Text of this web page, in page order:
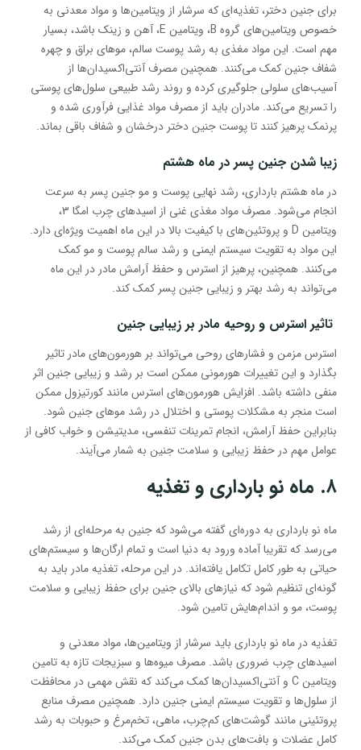
برای جنین دختر، تغذیه‌ای که سرشار از ویتامین‌ها و مواد معدنی به
خصوص ویتامین‌های گروه B، ویتامین E، آهن و زینک باشد، بسیار
مهم است. این مواد مغذی به رشد پوست سالم، موهای براق و چهره
شفاف جنین کمک می‌کنند. همچنین مصرف آنتی‌اکسیدان‌ها از
آسیب‌های سلولی جلوگیری کرده و روند رشد طبیعی سلول‌های پوستی
را تسریع می‌کند. مادران باید از مصرف مواد غذایی فرآوری شده و
پرنمک پرهیز کنند تا پوست جنین دختر درخشان و شفاف باقی بماند.
زیبا شدن جنین پسر در ماه هشتم
در ماه هشتم بارداری، رشد نهایی پوست و مو جنین پسر به سرعت
انجام می‌شود. مصرف مواد مغذی غنی از اسیدهای چرب امگا 3،
ویتامین D و پروتئین‌های با کیفیت بالا در این ماه اهمیت ویژه‌ای دارد.
این مواد به تقویت سیستم ایمنی و رشد سالم پوست و مو کمک
می‌کنند. همچنین، پرهیز از استرس و حفظ آرامش مادر در این ماه
می‌تواند به رشد بهتر و زیبایی جنین پسر کمک کند.
تاثیر استرس و روحیه مادر بر زیبایی جنین
استرس مزمن و فشارهای روحی می‌تواند بر هورمون‌های مادر تاثیر
بگذارد و این تغییرات هورمونی ممکن است بر رشد و زیبایی جنین اثر
منفی داشته باشد. افزایش هورمون‌های استرس مانند کورتیزول ممکن
است منجر به مشکلات پوستی و اختلال در رشد موهای جنین شود.
بنابراین حفظ آرامش، انجام تمرینات تنفسی، مدیتیشن و خواب کافی از
عوامل مهم در حفظ زیبایی و سلامت جنین به شمار می‌آیند.
۸. ماه نو بارداری و تغذیه
ماه نو بارداری به دوره‌ای گفته می‌شود که جنین به مرحله‌ای از رشد
می‌رسد که تقریبا آماده ورود به دنیا است و تمام ارگان‌ها و سیستم‌های
حیاتی به طور کامل تکامل یافته‌اند. در این مرحله، تغذیه مادر باید به
گونه‌ای تنظیم شود که نیازهای بالای جنین برای حفظ زیبایی و سلامت
پوست، مو و اندام‌هایش تامین شود.
تغذیه در ماه نو بارداری باید سرشار از ویتامین‌ها، مواد معدنی و
اسیدهای چرب ضروری باشد. مصرف میوه‌ها و سبزیجات تازه به تامین
ویتامین C و آنتی‌اکسیدان‌ها کمک می‌کند که نقش مهمی در محافظت
از سلول‌ها و تقویت سیستم ایمنی جنین دارد. همچنین مصرف منابع
پروتئینی مانند گوشت‌های کم‌چرب، ماهی، تخم‌مرغ و حبوبات به رشد
کامل عضلات و بافت‌های بدن جنین کمک می‌کند.